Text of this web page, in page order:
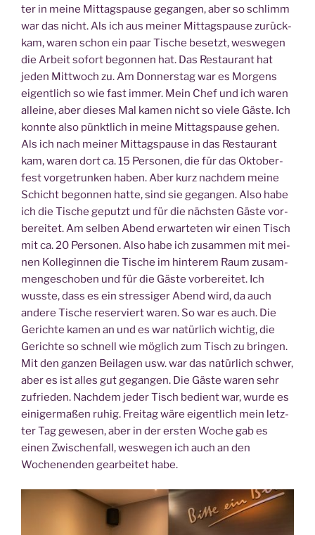
ter in mei­ne Mit­tags­pau­se gegan­gen, aber so schlimm
war das nicht. Als ich aus mei­ner Mit­tags­pau­se zurück­
kam, waren schon ein paar Tische besetzt, wes­we­gen
die Arbeit sofort begon­nen hat. Das Restau­rant hat
jeden Mitt­woch zu. Am Don­ners­tag war es Mor­gens
eigent­lich so wie fast immer. Mein Chef und ich waren
allei­ne, aber die­ses Mal kamen nicht so vie­le Gäs­te. Ich
konn­te also pünkt­lich in mei­ne Mit­tags­pau­se gehen.
Als ich nach mei­ner Mit­tags­pau­se in das Restau­rant
kam, waren dort ca. 15 Per­so­nen, die für das Okto­ber­
fest vor­ge­trun­ken haben. Aber kurz nach­dem mei­ne
Schicht begon­nen hat­te, sind sie gegan­gen. Also habe
ich die Tische geputzt und für die nächs­ten Gäs­te vor­
be­rei­tet. Am sel­ben Abend erwar­te­ten wir einen Tisch
mit ca. 20 Per­so­nen. Also habe ich zusam­men mit mei­
nen Kol­le­gin­nen die Tische im hin­te­rem Raum zusam­
men­ge­scho­ben und für die Gäs­te vor­be­rei­tet. Ich
wuss­te, dass es ein stres­si­ger Abend wird, da auch
ande­re Tische reser­viert waren. So war es auch. Die
Gerich­te kamen an und es war natür­lich wich­tig, die
Gerich­te so schnell wie mög­lich zum Tisch zu brin­gen.
Mit den gan­zen Bei­la­gen usw. war das natür­lich schwer,
aber es ist alles gut gegan­gen. Die Gäs­te waren sehr
zufrie­den. Nach­dem jeder Tisch bedient war, wur­de es
eini­ger­ma­ßen ruhig. Frei­tag wäre eigent­lich mein letz­
ter Tag gewe­sen, aber in der ers­ten Woche gab es
einen Zwi­schen­fall, wes­we­gen ich auch an den
Wochen­en­den gear­bei­tet habe.